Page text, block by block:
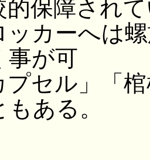
的保障され
ッカーへは
事が可
プセル」「
ある。